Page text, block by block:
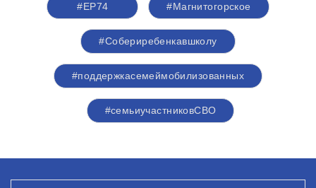
#ЕР74 #Магнитогорское
#Собериребенкавшколу
#поддержкасемеймобилизованных
#семьиучастниковСВО